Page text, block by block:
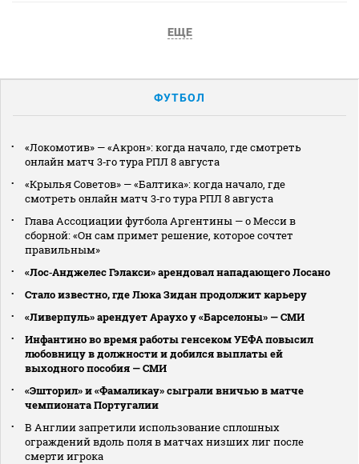
ЕЩЕ
ФУТБОЛ
«Локомотив» — «Акрон»: когда начало, где смотреть
онлайн матч 3‑го тура РПЛ 8 августа
«Крылья Советов» — «Балтика»: когда начало, где
смотреть онлайн матч 3‑го тура РПЛ 8 августа
Глава Ассоциации футбола Аргентины — о Месси в
сборной: «Он сам примет решение, которое сочтет
правильным»
«Лос‑Анджелес Гэлакси» арендовал нападающего Лосано
Стало известно, где Люка Зидан продолжит карьеру
«Ливерпуль» арендует Араухо у «Барселоны» — СМИ
Инфантино во время работы генсеком УЕФА повысил
любовницу в должности и добился выплаты ей
выходного пособия — СМИ
«Эшторил» и «Фамаликау» сыграли вничью в матче
чемпионата Португалии
В Англии запретили использование сплошных
ограждений вдоль поля в матчах низших лиг после
смерти игрока